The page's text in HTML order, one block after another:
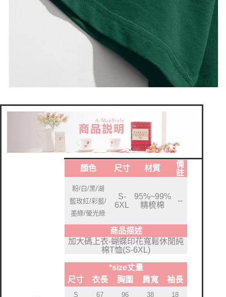
顏色 尺寸 材質
備
註
粉/白/黑/湖
藍玫紅/彩藍/
墨綠/螢光綠
S-
6XL
95%~99%
精梳棉
--
商品描述
加大碼上衣-蝴蝶印花寬鬆休閒純
棉T恤(S-6XL)
*size丈量
尺寸
衣長 胸圍 肩寬 袖長
S 67 96 38 18